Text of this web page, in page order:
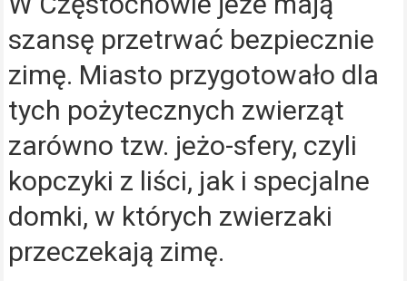
szansę przetrwać bezpiecznie
zimę. Miasto przygotowało dla
tych pożytecznych zwierząt
zarówno tzw. jeżo-sfery, czyli
kopczyki z liści, jak i specjalne
domki, w których zwierzaki
przeczekają zimę.